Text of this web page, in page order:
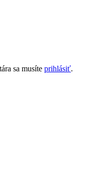
sa musíte prihlásiť.